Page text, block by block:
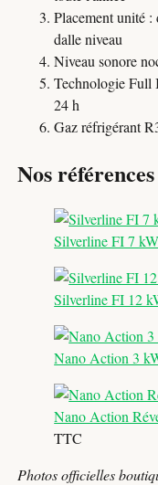
Placement unité
dalle niveau
Niveau sonore
Technologie
24 h
Gaz réfrigérant
Nos
Silverline FI 7
Silverline FI 12
Nano Action 3
Nano Action
TTC
Photos officielles